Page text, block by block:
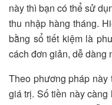
này thì bạn có thể sử
thu nhập hàng tháng.
bằng sổ tiết kiệm là
cách đơn giản, dễ dàng
Theo phương pháp này
giá trị. Số tiền này